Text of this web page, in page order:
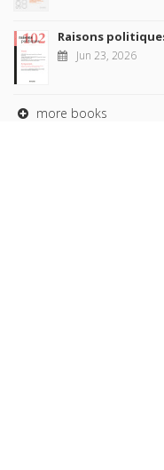
Raisons
Jun 23, 2026
more books